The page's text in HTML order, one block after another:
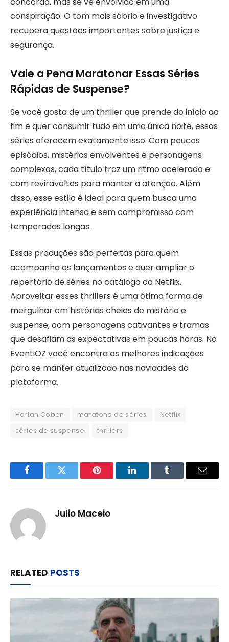
conspiração. O tom mais sóbrio e investigativo
recupera questões importantes sobre justiça e
segurança.
Vale a Pena Maratonar Essas Séries
Rápidas de Suspense?
Se você gosta de um thriller que prende do início ao
fim e quer consumir tudo em uma única noite, essas
séries oferecem exatamente isso. Com poucos
episódios, mistérios envolventes e personagens
complexos, cada título traz um ritmo acelerado e
com reviravoltas para manter a atenção. Além
disso, esse estilo é ideal para quem busca uma
experiência intensa e sem compromisso com
temporadas longas.
Essas produções são perfeitas para quem
acompanha os lançamentos e quer ampliar o
repertório de séries no catálogo da Netflix.
Aproveitar esses thrillers é uma ótima forma de
mergulhar em histórias cheias de mistério e
suspense, com personagens cativantes e tramas
que desafiam as expectativas em poucas horas. No
EventiOZ você encontra as melhores indicações
para se manter atualizado nas novidades da
plataforma.
Harlan Coben maratona de séries
Netflix
séries de suspense
thrillers
FacebookTwitter Pinterest LinkedInTumblr Email
Julio Maceio
RELATED POSTS